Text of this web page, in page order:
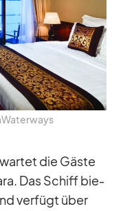
die Gäste
Das Schiff bie­
ver­fügt über